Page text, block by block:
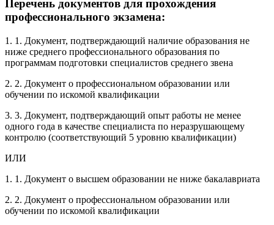
Перечень документов для прохождения
профессионального экзамена:
1. 1. Документ, подтверждающий наличие образования не
ниже среднего профессионального образования по
программам подготовки специалистов среднего звена
2. 2. Документ о профессиональном образовании или
обучении по искомой квалификации
3. 3. Документ, подтверждающий опыт работы не менее
одного года в качестве специалиста по неразрушающему
контролю (соответствующий 5 уровню квалификации)
ИЛИ
1. 1. Документ о высшем образовании не ниже бакалавриата
2. 2. Документ о профессиональном образовании или
обучении по искомой квалификации